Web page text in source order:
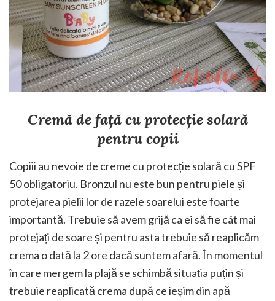
Cremă de față cu protecție solară
pentru copii
Copiii au nevoie de creme cu protecție solară cu SPF
50 obligatoriu. Bronzul nu este bun pentru piele și
protejarea pielii lor de razele soarelui este foarte
importantă. Trebuie să avem grijă ca ei să fie cât mai
protejați de soare și pentru asta trebuie să reaplicăm
crema o dată la 2 ore dacă suntem afară. În momentul
în care mergem la plajă se schimbă situația puțin și
trebuie reaplicată crema după ce ieșim din apă